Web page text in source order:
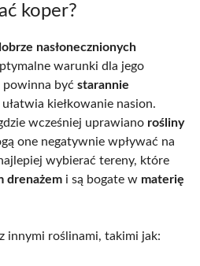
koper?
nasłonecznionych
warunki dla jego
powinna być starannie
kiełkowanie nasion.
wcześniej uprawiano rośliny
one negatywnie wpływać na
wybierać tereny, które
drenażem i są bogate w materię
innymi roślinami, takimi jak: